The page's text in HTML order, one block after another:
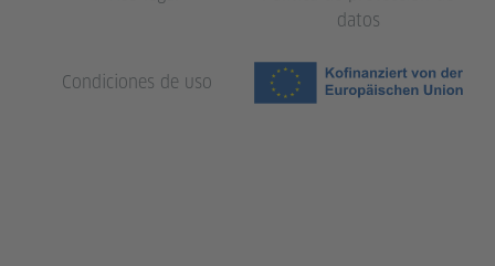
datos
Condiciones de uso